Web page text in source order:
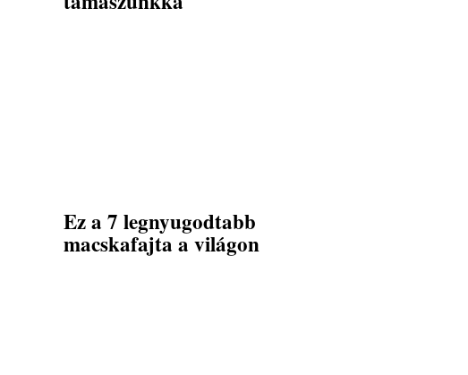
Ez a 7 legnyugodtabb
macskafajta a világon